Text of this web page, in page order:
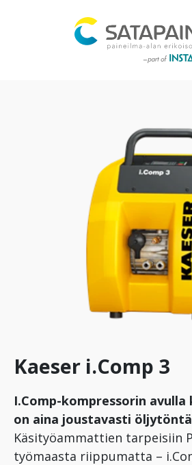
Kaeser i.Comp 3
I.Comp-kompressorin
on aina joustavasti
Käsityöammattien tarpeisiin
työmaasta riippumatta –